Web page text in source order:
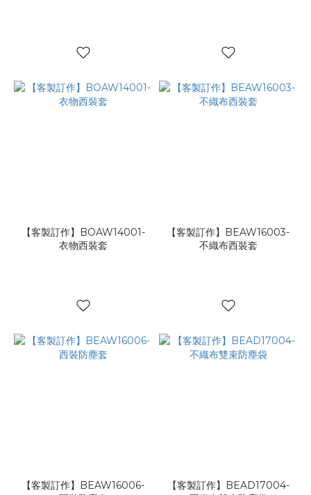
【客製訂作】BOAW14001-
衣物西裝套
【客製訂作】BEAW16003-
不織布西裝套
【客製訂作】BEAW16006-
【客製訂作】BEAD17004-